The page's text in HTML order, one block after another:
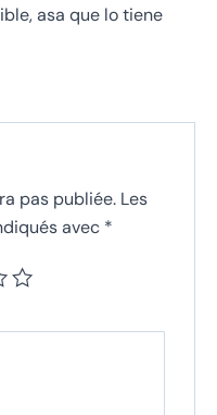
asa­ que lo tiene
pas publiée. Les
avec *